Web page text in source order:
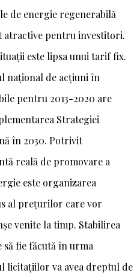
de energie regenerabilă
atractive pentru investitori.
este lipsa unui tarif fix.
național de acțiuni în
pentru 2013-2020 are
Strategiei
în 2030. Potrivit
reală de promovare a
este organizarea
al prețurilor care vor
venite la timp. Stabilirea
fie făcută în urma
licitațiilor va avea dreptul de